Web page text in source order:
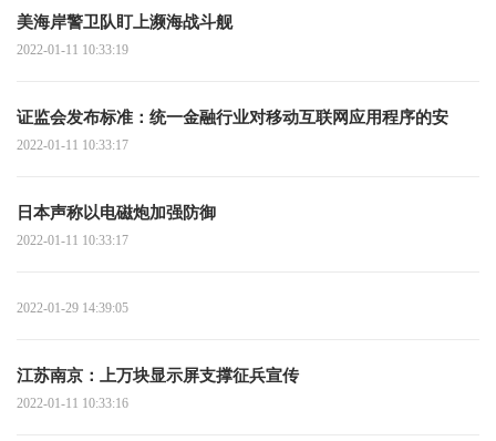
美海岸警卫队盯上濒海战斗舰
2022-01-11 10:33:19
证监会发布标准：统一金融行业对移动互联网应用程序的安
2022-01-11 10:33:17
日本声称以电磁炮加强防御
2022-01-11 10:33:17
2022-01-29 14:39:05
江苏南京：上万块显示屏支撑征兵宣传
2022-01-11 10:33:16